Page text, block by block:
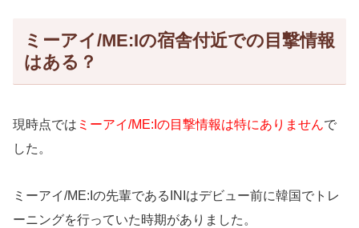
ミーアイ/ME:Iの宿舎付近での目撃情報
はある？
現時点では ミーアイ/ME:Iの目撃情報は特にありませんで
した。
ミーアイ/ME:Iの先輩であるINIはデビュー前に韓国でトレ
ーニングを行っていた時期がありました。